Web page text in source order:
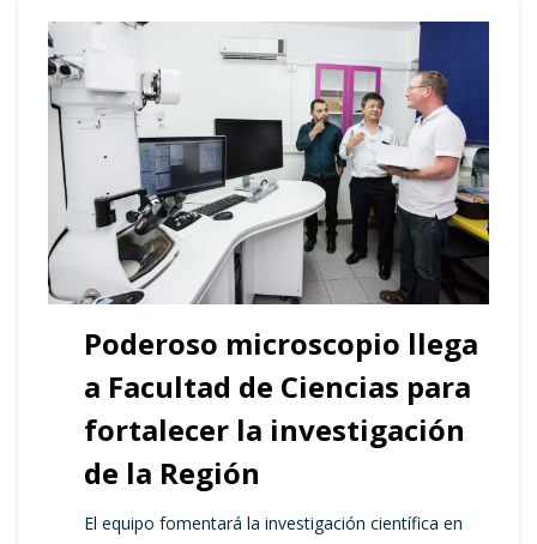
Poderoso microscopio llega
a Facultad de Ciencias para
fortalecer la investigación
de la Región
El equipo fomentará la investigación científica en